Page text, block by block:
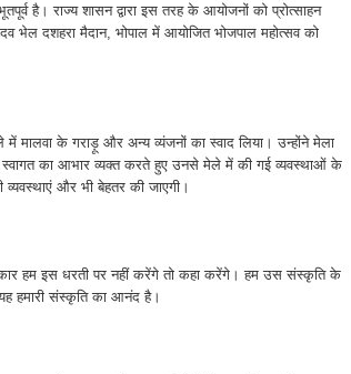
है। राज्य शासन द्वारा इस तरह के आयोजनों को प्रोत्साहन
भेल दशहरा मैदान, भोपाल में आयोजित भोजपाल महोत्सव को
में मालवा के गराड़ू और अन्य व्यंजनों का स्वाद लिया। उन्होंने मेला
स्वागत का आभार व्यक्त करते हुए उनसे मेले में की गई व्यवस्थाओं के
और भी बेहतर की जाएगी।
हम इस धरती पर नहीं करेंगे तो कहा करेंगे। हम उस संस्कृति के
हमारी संस्कृति का आनंद है।